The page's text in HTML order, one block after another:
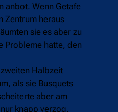
anbot. Wenn Getafe
Zentrum heraus
sie es aber zu
Probleme hatte, den
Halbzeit
als sie Busquets
aber am
knapp verzog.